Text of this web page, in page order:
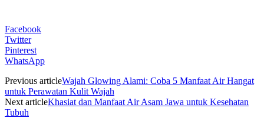
Facebook
Twitter
Pinterest
WhatsApp
Previous articleWajah Glowing Alami: Coba 5 Manfaat Air Hangat
untuk Perawatan Kulit Wajah
Next articleKhasiat dan Manfaat Air Asam Jawa untuk Kesehatan
Tubuh